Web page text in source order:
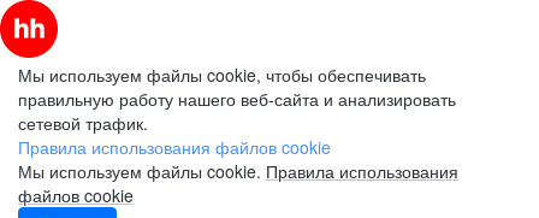
Мы используем файлы cookie, чтобы обеспечивать
правильную работу нашего веб-сайта и анализировать
сетевой трафик.
Правила использования файлов cookie
Мы используем файлы cookie. Правила использования
файлов cookie